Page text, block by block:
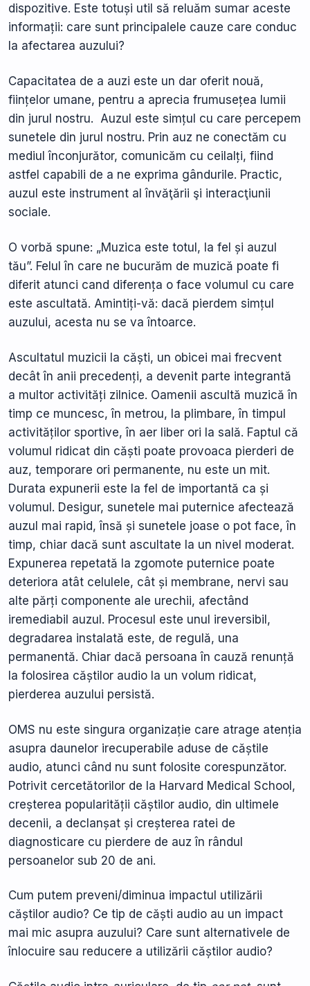
dispozitive. Este totuși util să reluăm sumar aceste
informații: care sunt principalele cauze care conduc
la afectarea auzului?
Capacitatea de a auzi este un dar oferit nouă,
ființelor umane, pentru a aprecia frumusețea lumii
din jurul nostru. Auzul este simțul cu care percepem
sunetele din jurul nostru. Prin auz ne conectăm cu
mediul înconjurător, comunicăm cu ceilalți, fiind
astfel capabili de a ne exprima gândurile. Practic,
auzul este instrument al învăţării şi interacţiunii
sociale.
O vorbă spune: „Muzica este totul, la fel și auzul
tău”. Felul în care ne bucurăm de muzică poate fi
diferit atunci cand diferența o face volumul cu care
este ascultată. Amintiți-vă: dacă pierdem simțul
auzului, acesta nu se va întoarce.
Ascultatul muzicii la căști, un obicei mai frecvent
decât în anii precedenți, a devenit parte integrantă
a multor activități zilnice. Oamenii ascultă muzică în
timp ce muncesc, în metrou, la plimbare, în timpul
activităților sportive, în aer liber ori la sală. Faptul că
volumul ridicat din căști poate provoaca pierderi de
auz, temporare ori permanente, nu este un mit.
Durata expunerii este la fel de importantă ca și
volumul. Desigur, sunetele mai puternice afectează
auzul mai rapid, însă și sunetele joase o pot face, în
timp, chiar dacă sunt ascultate la un nivel moderat.
Expunerea repetată la zgomote puternice poate
deteriora atât celulele, cât și membrane, nervi sau
alte părți componente ale urechii, afectând
iremediabil auzul. Procesul este unul ireversibil,
degradarea instalată este, de regulă, una
permanentă. Chiar dacă persoana în cauză renunță
la folosirea căștilor audio la un volum ridicat,
pierderea auzului persistă.
OMS nu este singura organizație care atrage atenția
asupra daunelor irecuperabile aduse de căștile
audio, atunci când nu sunt folosite corespunzător.
Potrivit cercetătorilor de la Harvard Medical School,
creșterea popularității căștilor audio, din ultimele
decenii, a declanșat și creșterea ratei de
diagnosticare cu pierdere de auz în rândul
persoanelor sub 20 de ani.
Cum putem preveni/diminua impactul utilizării
căștilor audio? Ce tip de căști audio au un impact
mai mic asupra auzului? Care sunt alternativele de
înlocuire sau reducere a utilizării căștilor audio?